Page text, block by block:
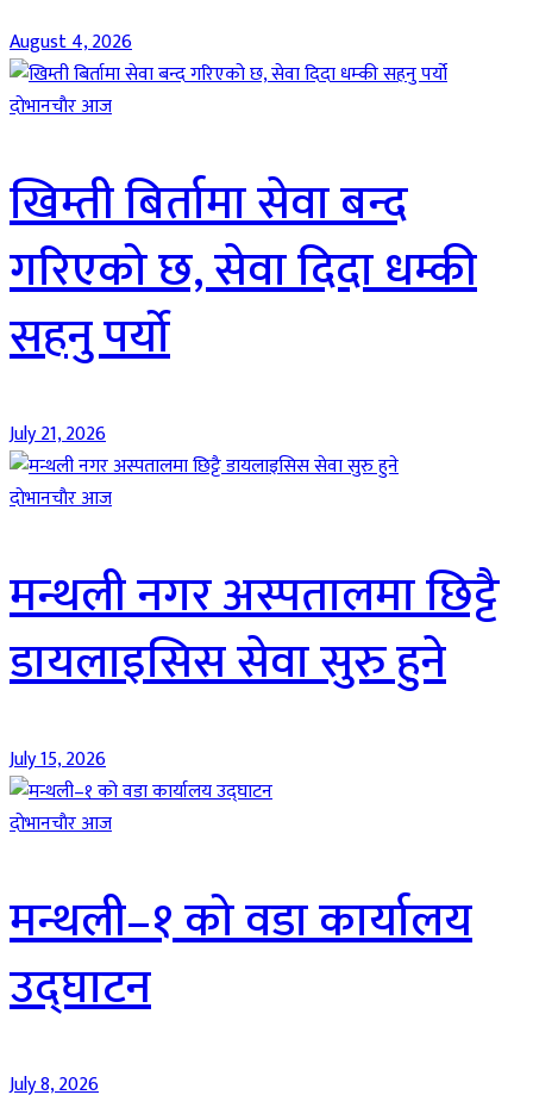
August 4, 2026
दाेभानचाैर आज
खिम्ती बिर्तामा सेवा बन्द
गरिएको छ, सेवा दिदा धम्की
सहनु पर्यो
July 21, 2026
दाेभानचाैर आज
मन्थली नगर अस्पतालमा छिट्टै
डायलाइसिस सेवा सुरु हुने
July 15, 2026
दाेभानचाैर आज
मन्थली–१ को वडा कार्यालय
उद्घाटन
July 8, 2026